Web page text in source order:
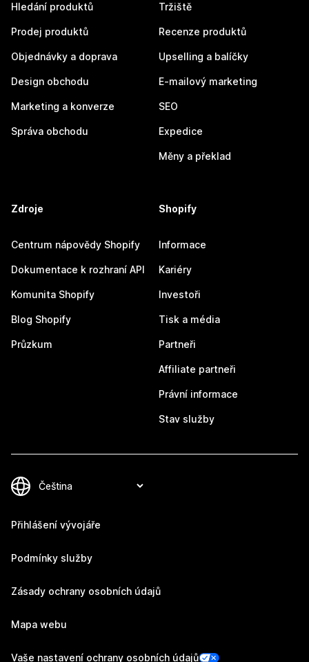
Hledání produktů
Prodej produktů
Objednávky a doprava
Design obchodu
Marketing a konverze
Správa obchodu
Tržiště
Recenze produktů
Upselling a balíčky
E-mailový marketing
SEO
Expedice
Měny a překlad
Zdroje
Centrum nápovědy Shopify
Dokumentace k rozhraní API
Komunita Shopify
Blog Shopify
Průzkum
Shopify
Informace
Kariéry
Investoři
Tisk a média
Partneři
Affiliate partneři
Právní informace
Stav služby
Přihlášení vývojáře
Podmínky služby
Zásady ochrany osobních údajů
Mapa webu
Vaše nastavení ochrany osobních údajů